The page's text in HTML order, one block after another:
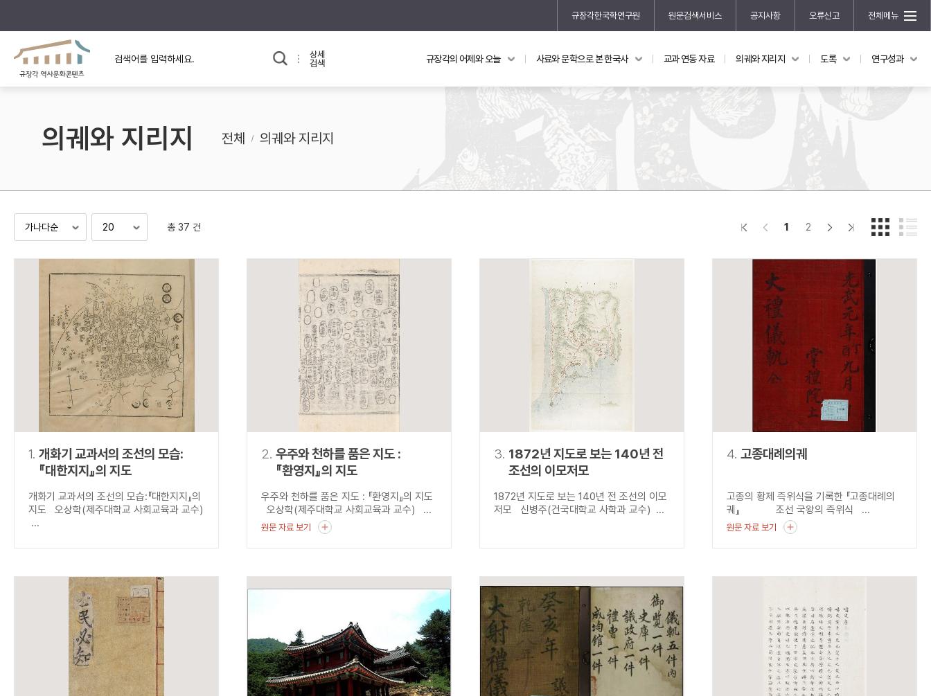
규장각한국학연구원 원문검색서비스 공지사항 오류신고 전체메뉴
규장각의 어제와 오늘
규장각 소개영상
사료와 문학으로 본
고대
고려
조선 후기
교과 연동 자료 의궤와 지리지 도록 연구성과
신진학자 초청 연구교류 사업
규장각-산기 연구비 지원 사업
기획연구
홍재 한국학 펠로십 프로그램
상세
검색
검색 연산자 사용안내
연산자 설명
AND 정조 AND 정약용
“정조”와 “정약용”이 동시에 포함된 자료를 검
OR 정조 OR 정약용 “정조” 또는 “정약용”이 포함된 자료를 검색
NOT 정조 NOT 정약용
“정조”가 나온 후 “정약용”이 나오지 않는 자
동시에 여러 개의 연산자를 사용할 수 있습니다.
규장각의 어제와 오늘 사료와 문학으로 본 한국사 교과 연동 자료 의궤와 지리지 도록 연구성과
의궤와 지리지 전체 의궤와 지리지
총 37 건 1 2
1. 개화기 교과서의 조선의 모습:
『대한지지』의 지도
개화기 교과서의 조선의 모습:『대한지지』의
지도 오상학(제주대학교 사회교육과 교수)
...
2. 우주와 천하를 품은 지도 :
『환영지』의 지도
우주와 천하를 품은 지도 : 『환영지』의 지도
오상학(제주대학교 사회교육과 교수) ...
원문 자료 보기
3. 1872년 지도로 보는 140년 전
조선의 이모저모
1872년 지도로 보는 140년 전 조선의 이모
저모 신병주(건국대학교 사학과 교수) ...
4. 고종대례의궤
고종의 황제 즉위식을 기록한 『고종대례의
궤』 조선 국왕의 즉위식 ...
원문 자료 보기